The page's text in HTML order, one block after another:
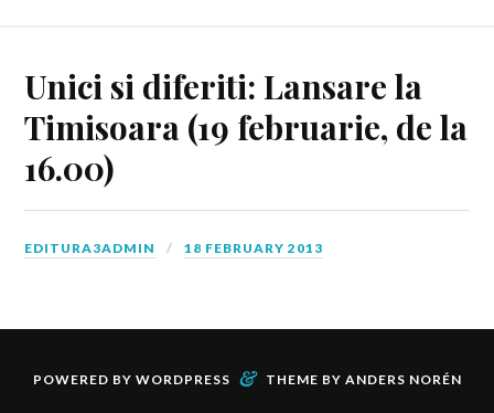
Unici si diferiti: Lansare la
Timisoara (19 februarie, de la
16.00)
EDITURA3ADMIN 18 FEBRUARY 2013
POWERED BY WORDPRESS & THEME BY ANDERS NORÉN